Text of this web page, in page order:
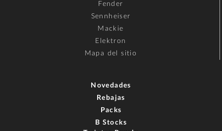
Fender
Sennheiser
Mackie
Elektron
Mapa del sitio
Novedades
Rebajas
Packs
B Stocks